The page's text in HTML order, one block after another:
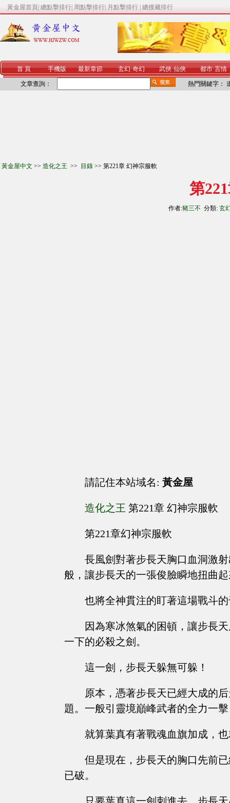
黃金屋首頁 總點擊排行 周點擊排行 月點擊排行 總搜藏排行
首 頁 手機版 最新章節 玄幻·奇幻 武俠·仙俠 都市·言情
文章查詢： 熱門關鍵字：
黃金屋中文 >> 造化之王 >> 目錄 >> 第221章 幻神宗服軟
第
作者:豬三不 分類: 玄
請記住本站域名: 黃金屋
造化之王 第221章 幻神宗服軟
第221章幻神宗服軟
長風劍對著步長天胸口血洞激
般，讓步長天的一張俊臉瞬地扭曲
也將全神貫注的盯著這場戰斗
因為寒冰煞氣的困頓，讓步長
一下的必殺之劍。
這一劍，步長天躲無可躲！
原本，憑著步長天已經大成的
題。一般引靈境巔峰武者的全力一
就算葉真有著戰魂血旗加成，
但是現在，步長天的胸口先前
已破。